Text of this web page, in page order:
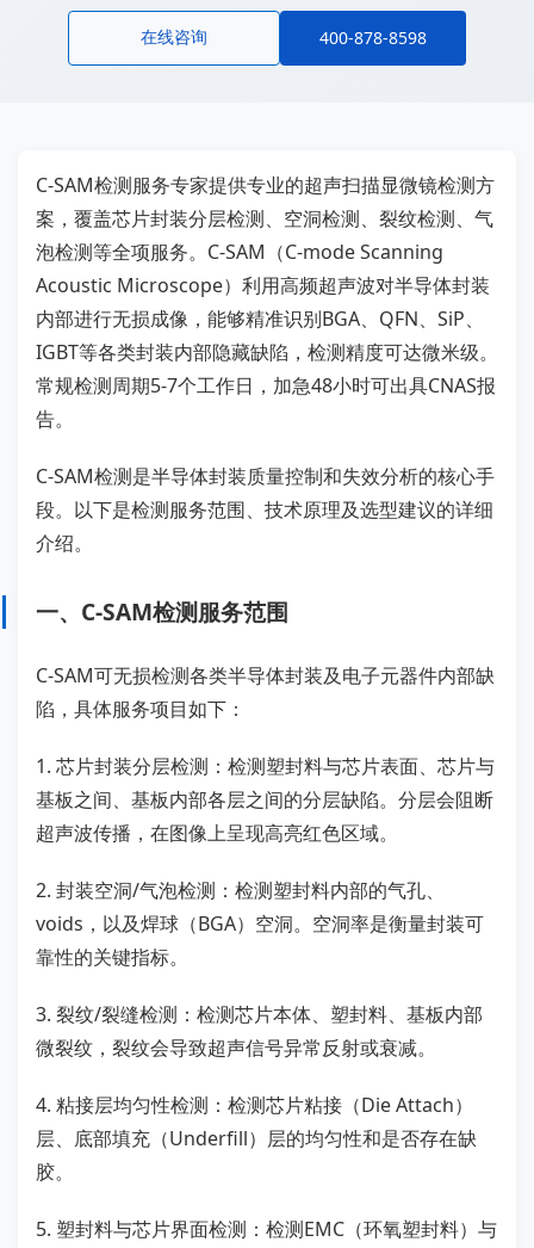
在线咨询 400-878-8598
C-SAM检测服务专家提供专业的超声扫描显微镜检测方
案，覆盖芯片封装分层检测、空洞检测、裂纹检测、气
泡检测等全项服务。C-SAM（C-mode Scanning
Acoustic Microscope）利用高频超声波对半导体封装
内部进行无损成像，能够精准识别BGA、QFN、SiP、
IGBT等各类封装内部隐藏缺陷，检测精度可达微米级。
常规检测周期5-7个工作日，加急48小时可出具CNAS报
告。
C-SAM检测是半导体封装质量控制和失效分析的核心手
段。以下是检测服务范围、技术原理及选型建议的详细
介绍。
一、C-SAM检测服务范围
C-SAM可无损检测各类半导体封装及电子元器件内部缺
陷，具体服务项目如下：
1. 芯片封装分层检测：检测塑封料与芯片表面、芯片与
基板之间、基板内部各层之间的分层缺陷。分层会阻断
超声波传播，在图像上呈现高亮红色区域。
2. 封装空洞/气泡检测：检测塑封料内部的气孔、
voids，以及焊球（BGA）空洞。空洞率是衡量封装可
靠性的关键指标。
3. 裂纹/裂缝检测：检测芯片本体、塑封料、基板内部
微裂纹，裂纹会导致超声信号异常反射或衰减。
4. 粘接层均匀性检测：检测芯片粘接（Die Attach）
层、底部填充（Underfill）层的均匀性和是否存在缺
胶。
5. 塑封料与芯片界面检测：检测EMC（环氧塑封料）与